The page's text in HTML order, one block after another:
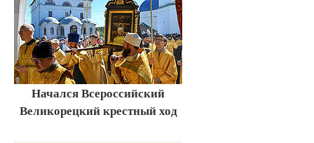
Начался Всероссийский
Великорецкий крестный ход